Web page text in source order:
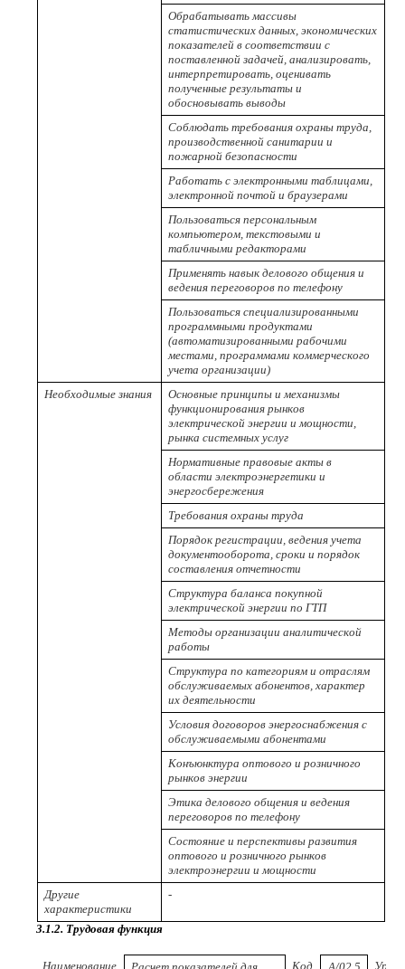
Обрабатывать массивы
статистических данных, экономических
показателей в соответствии с
поставленной задачей, анализировать,
интерпретировать, оценивать
полученные результаты и
обосновывать выводы
Соблюдать требования охраны труда,
производственной санитарии и
пожарной безопасности
Работать с электронными таблицами,
электронной почтой и браузерами
Пользоваться персональным
компьютером, текстовыми и
табличными редакторами
Применять навык делового общения и
ведения переговоров по телефону
Пользоваться специализированными
программными продуктами
(автоматизированными рабочими
местами, программами коммерческого
учета организации)
Необходимые знания
Основные принципы и механизмы
функционирования рынков
электрической энергии и мощности,
рынка системных услуг
Нормативные правовые акты в
области электроэнергетики и
энергосбережения
Требования охраны труда
Порядок регистрации, ведения учета
документооборота, сроки и порядок
составления отчетности
Структура баланса покупной
электрической энергии по ГТП
Методы организации аналитической
работы
Структура по категориям и отраслям
обслуживаемых абонентов, характер
их деятельности
Условия договоров энергоснабжения с
обслуживаемыми абонентами
Конъюнктура оптового и розничного
рынков энергии
Этика делового общения и ведения
переговоров по телефону
Состояние и перспективы развития
оптового и розничного рынков
электроэнергии и мощности
Другие
характеристики
-
3.1.2. Трудовая функция
Наименование Код